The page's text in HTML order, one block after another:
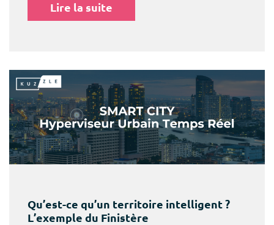
Lire la suite
Qu’est-ce qu’un territoire intelligent ?
L’exemple du Finistère